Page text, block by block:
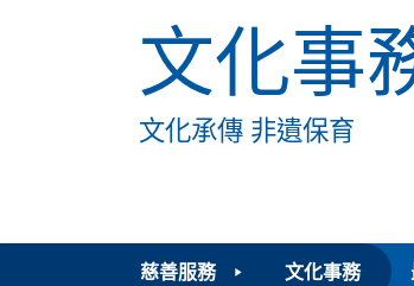
文化事
文化承傳 非遺保育
慈善服務 文化事務